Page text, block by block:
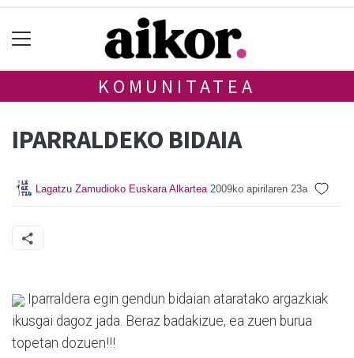
KOMUNITATEA
IPARRALDEKO BIDAIA
Lagatzu Zamudioko Euskara Alkartea 2009ko apirilaren 23a
Iparraldera egin gendun bidaian ataratako argazkiak
ikusgai dagoz jada. Beraz badakizue, ea zuen burua
topetan dozuen!!!